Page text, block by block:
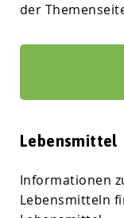
der
Lebensmittel
Informationen
Lebensmitteln